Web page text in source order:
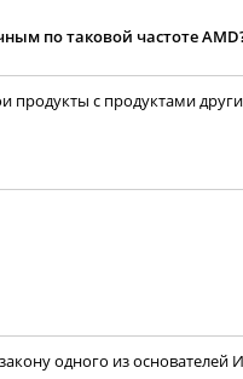
по таковой частоте
продукты с продуктами
одного из основателей